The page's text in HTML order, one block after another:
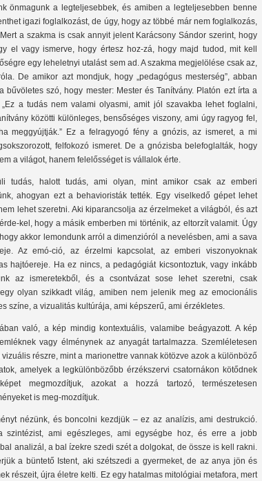
önmagunk a legteljesebbek, és amiben a legteljesebben benne
igazi foglalkozást, de úgy, hogy az többé már nem foglalkozás,
a szakma is csak annyit jelent Karácsony Sándor szerint, hogy
el vagy ismerve, hogy értesz hoz-zá, hogy majd tudod, mit kell
egy leheletnyi utalást sem ad. A szakma megjelölése csak az,
De amikor azt mondjuk, hogy „pedagógus mesterség”, abban
bűvöletes szó, hogy mester: Mester és Tanítvány. Platón ezt írta a
a tudás nem valami olyasmi, amit jól szavakba lehet foglalni,
közötti különleges, bensőséges viszony, ami úgy ragyog fel,
meggyújtják.” Ez a felragyogó fény a gnózis, az ismeret, a mi
felfokozó ismeret. De a gnózisba belefoglalták, hogy
a világot, hanem felelősséget is vállalok érte.
tudás, halott tudás, ami olyan, mint amikor csak az emberi
ahogyan ezt a behavioristák tették. Egy viselkedő gépet lehet
lehet szeretni. Aki kiparancsolja az érzelmeket a világból, és azt
kel, hogy a másik emberben mi történik, az eltorzít valamit. Úgy
akkor lemondunk arról a dimenzióról a nevelésben, ami a sava
Az emó-ció, az érzelmi kapcsolat, az emberi viszonyoknak
hajtóereje. Ha ez nincs, a pedagógiát kicsontoztuk, vagy inkább
az ismeretekből, és a csontvázat sose lehet szeretni, csak
olyan szikkadt világ, amiben nem jelenik meg az emocionális
színe, a vizualitás kultúrája, ami képszerű, ami érzékletes.
való, a kép mindig kontextuális, valamibe beágyazott. A kép
vagy élménynek az anyagát tartalmazza. Szemléletesen
részre, mint a marionettre vannak kötözve azok a különböző
amelyek a legkülönbözőbb érzékszervi csatornákon kötődnek
megmozdítjuk, azokat a hozzá tartozó, természetesen
is meg-mozdítjuk.
nézünk, és boncolni kezdjük – ez az analízis, ami destrukció.
szintézist, ami egészleges, ami egységbe hoz, és erre a jobb
analizál, a bal ízekre szedi szét a dolgokat, de össze is kell rakni.
a büntető Istent, aki szétszedi a gyermeket, de az anya jön és
részeit, újra életre kelti. Ez egy hatalmas mitológiai metafora, mert